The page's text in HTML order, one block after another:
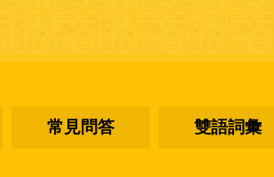
常見問答 雙語詞彙